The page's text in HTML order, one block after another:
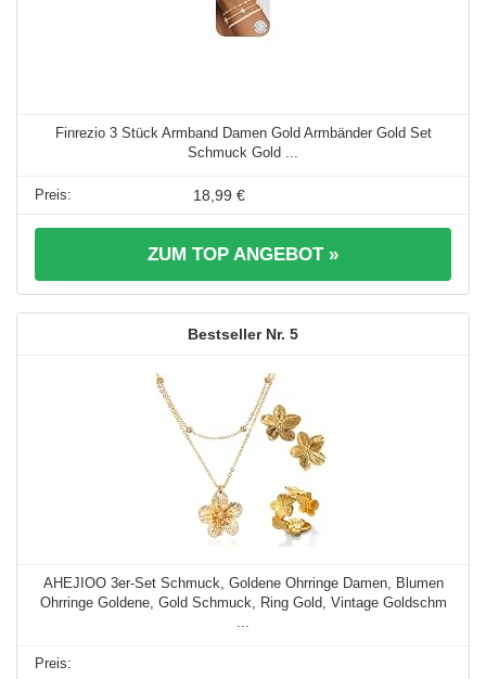
Finrezio 3 Stück Armband Damen Gold Armbänder Gold Set
Schmuck Gold ...
18,99 €
ZUM TOP ANGEBOT »
5
AHEJIOO 3er-Set Schmuck, Goldene Ohrringe Damen, Blumen
Ohrringe Goldene, Gold Schmuck, Ring Gold, Vintage Goldschm
...